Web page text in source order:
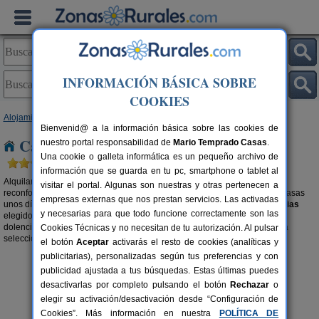
Alojamientos
Casas rurales con sauna en Canarias
Alquilar una casa rural con sauna es apostar por un viaje relajante y
reconfortante. Si a esto le unimos que estás de vacaciones, seguro que pasas
unos días de profundo relax en el alojamiento rural con sauna en Canarias
elegido. Depúrate, elimina todas las toxinas de tu cuerpo y alivia alguna
dolencia que puedas tener. También te recomendamos buscar en nuestra
selección decasas rurales con spa en Canarias.
INFORMACIÓN BÁSICA SOBRE
COOKIES
Bienvenid@ a la información básica sobre las cookies de
nuestro portal responsabilidad de Mario Temprado Casas.
Una cookie o galleta informática es un pequeño archivo de
información que se guarda en tu pc, smartphone o tablet al
visitar el portal. Algunas son nuestras y otras pertenecen a
empresas externas que nos prestan servicios. Las activadas
y necesarias para que todo funcione correctamente son las
Cookies Técnicas y no necesitan de tu autorización. Al pulsar
el botónAceptar activarás el resto de cookies (analíticas y
publicitarias), personalizadas según tus preferencias y con
publicidad ajustada a tus búsquedas. Estas últimas puedes
desactivarlas por completo pulsando el botón Rechazar o
elegir su activación/desactivación desde “Configuración de
Cookies”. Más información en nuestra
POLÍTICA DE